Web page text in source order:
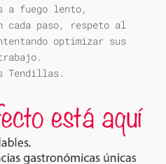
a fuego lento,
cada paso, respeto al
optimizar sus
Tendillas.